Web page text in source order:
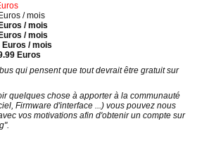
/ mois
/ mois
/ mois
Euros / mois
Euros
qui pensent que tout devrait être gratuit sur
quelques chose à apporter à la communauté
Firmware d'interface ...) vous pouvez nous
vos motivations afin d'obtenir un compte sur